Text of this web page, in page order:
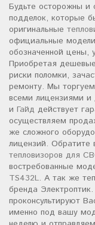
Будьте осторожны и
подделок, которые
оригинальные
официальные
обозначенной цены,
Приобретая
риски поломки,
ремонту. Мы
всеми лицензиями
и Гайд действует
осуществляем
же сложного
лицензий. Обратите
тепловизоров для
востребованные
TS432L. А так же
бренда
проконсультируют
именно под вашу